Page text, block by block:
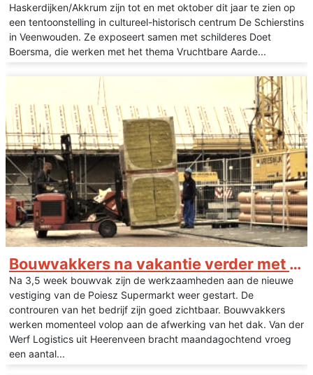
Haskerdijken/Akkrum zijn tot en met oktober dit jaar te zien op
een tentoonstelling in cultureel-historisch centrum De Schierstins
in Veenwouden. Ze exposeert samen met schilderes Doet
Boersma, die werken met het thema Vruchtbare Aarde...
Bouwvakkers na vakantie verder met Poiesz Akkrum
Na 3,5 week bouwvak zijn de werkzaamheden aan de nieuwe
vestiging van de Poiesz Supermarkt weer gestart. De
controuren van het bedrijf zijn goed zichtbaar. Bouwvakkers
werken momenteel volop aan de afwerking van het dak. Van der
Werf Logistics uit Heerenveen bracht maandagochtend vroeg
een aantal...